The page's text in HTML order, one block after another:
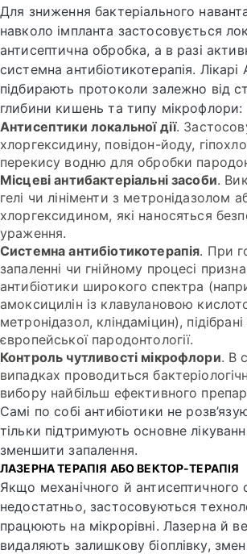
Для зниження бактеріального
навколо імпланта застосовується
антисептична обробка, а в разі
системна антибіотикотерапія. Лікарі
підбирають протоколи залежно від
глибини кишень та типу мікрофлори:
Антисептики локальної дії.
хлоргексидину, повідон-йоду,
перекису водню для обробки
Місцеві антибактеріальні засоби.
гелі чи лініменти з метронідазолом
хлоргексидином, які наносяться
ураження.
Системна антибіотикотерапія. При
запаленні чи гнійному процесі
антибіотики широкого спектра
амоксицилін із клавулановою
метронідазол, кліндаміцин),
європейської пародонтології.
Контроль чутливості мікрофлори. В
випадках проводиться
вибору найбільш ефективного
Самі по собі антибіотики не
тільки підтримують основне
зменшити запалення.
ЛАЗЕРНА ТЕРАПІЯ АБО ВЕКТОР-ТЕРАПІЯ
Якщо механічного й антисептичного
недостатньо, застосовуються
працюють на мікрорівні. Лазерна й
видаляють залишкову біоплівку,